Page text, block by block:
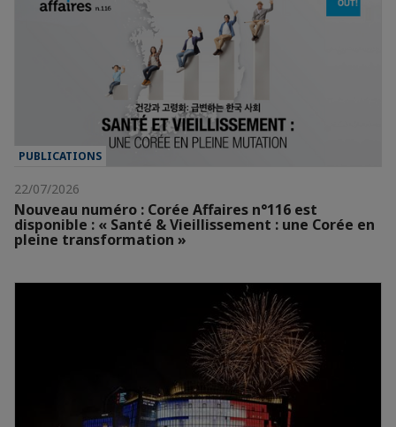
PUBLICATIONS
22/07/2026
Nouveau numéro : Corée Affaires n°116 est
disponible : « Santé & Vieillissement : une Corée en
pleine transformation »